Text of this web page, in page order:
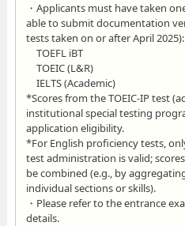
・Applicants must have taken
able to submit documentation
tests taken on or after April 2025):
TOEFL iBT
TOEIC (L&R)
IELTS (Academic)
*Scores from the TOEIC-IP test
institutional special testing
application eligibility.
*For English proficiency tests,
test administration is valid;
be combined (e.g., by
individual sections or skills).
・Please refer to the entrance
details.